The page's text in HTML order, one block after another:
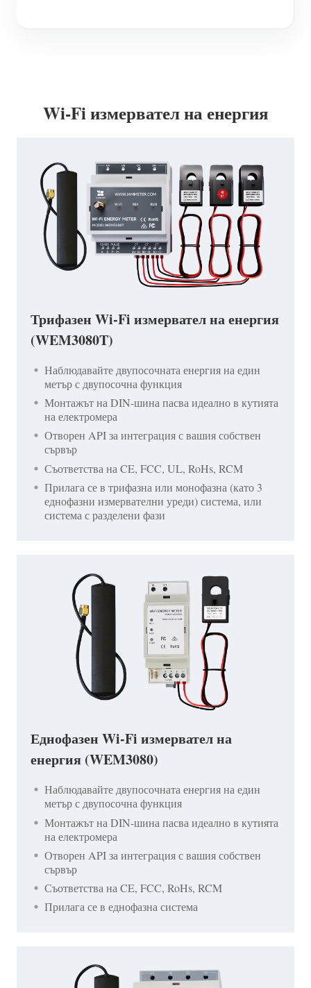
Wi-Fi измервател на енергия
Трифазен Wi-Fi измервател на енергия
(WEM3080T)
Наблюдавайте двупосочната енергия на един
метър с двупосочна функция
Монтажът на DIN-шина пасва идеално в кутията
на електромера
Отворен API за интеграция с вашия собствен
сървър
Съответства на CE, FCC, UL, RoHs, RCM
Прилага се в трифазна или монофазна (като 3
еднофазни измервателни уреди) система, или
система с разделени фази
Еднофазен Wi-Fi измервател на
енергия (WEM3080)
Наблюдавайте двупосочната енергия на един
метър с двупосочна функция
Монтажът на DIN-шина пасва идеално в кутията
на електромера
Отворен API за интеграция с вашия собствен
сървър
Съответства на CE, FCC, RoHs, RCM
Прилага се в еднофазна система